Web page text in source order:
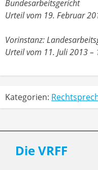
Bundesarbeitsgericht
Urteil vom 19. Februar
Vorinstanz:
Urteil vom 11. Juli 2013 –
Kategorien:
Die VRFF